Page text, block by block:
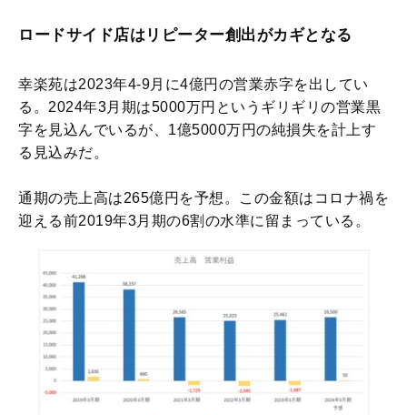
ロードサイド店はリピーター創出がカギとなる
幸楽苑は2023年4-9月に4億円の営業赤字を出してい
る。2024年3月期は5000万円というギリギリの営業黒
字を見込んでいるが、1億5000万円の純損失を計上す
る見込みだ。
通期の売上高は265億円を予想。この金額はコロナ禍を
迎える前2019年3月期の6割の水準に留まっている。